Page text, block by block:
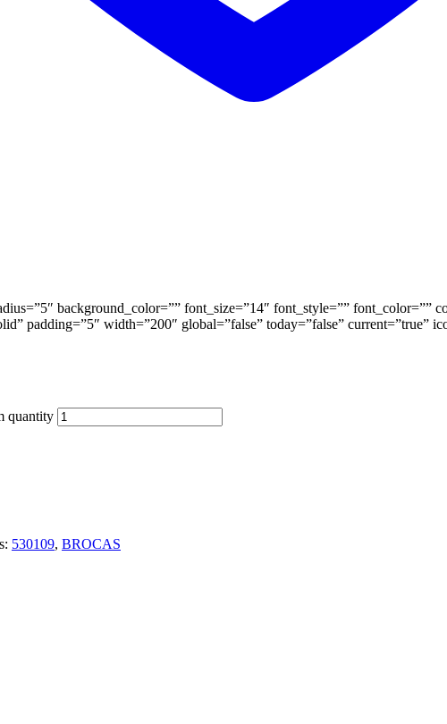
background_color=”” font_size=”14″ font_style=”” font_color=””
padding=”5″ width=”200″ global=”false” today=”false” current=”true”
quantity
530109, BROCAS